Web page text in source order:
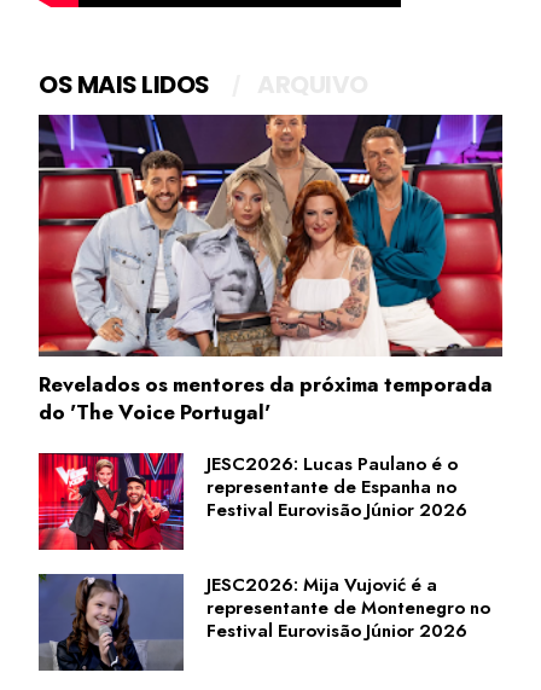
OS MAIS LIDOS
Revelados os mentores da próxima temporada
do 'The Voice Portugal'
JESC2026: Lucas Paulano é o
representante de Espanha no
Festival Eurovisão Júnior 2026
JESC2026: Mija Vujović é a
representante de Montenegro no
Festival Eurovisão Júnior 2026